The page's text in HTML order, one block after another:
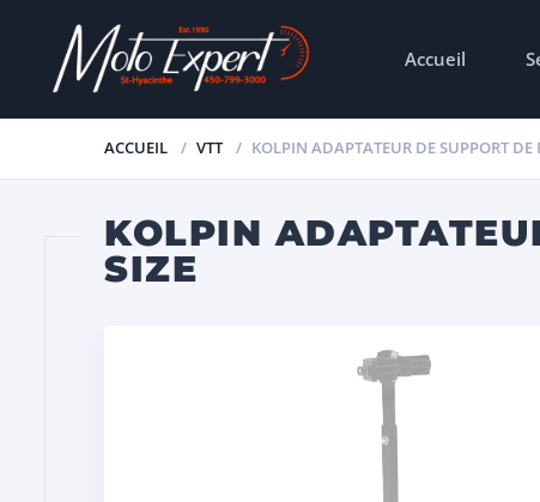
Accueil
ACCUEIL VTT KOLPIN ADAPTATEUR DE SUPPORT
KOLPIN
SIZE